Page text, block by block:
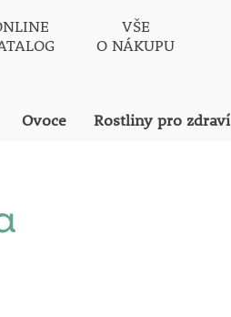
VŠE
O NÁKUPU
Ovoce Rostliny pro zdraví